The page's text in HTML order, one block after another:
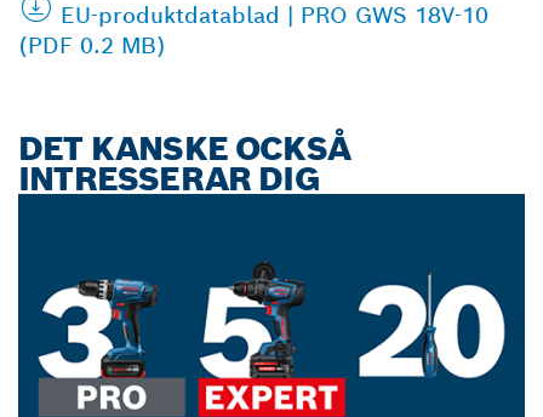
EU-produktdatablad | PRO GWS 18V-10
(PDF 0.2 MB)
DET KANSKE OCKSÅ
INTRESSERAR DIG